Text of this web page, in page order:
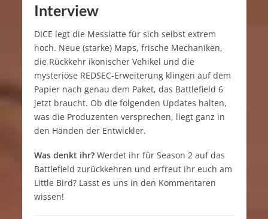
Interview
DICE legt die Messlatte für sich selbst extrem
hoch. Neue (starke) Maps, frische Mechaniken,
die Rückkehr ikonischer Vehikel und die
mysteriöse REDSEC-Erweiterung klingen auf dem
Papier nach genau dem Paket, das Battlefield 6
jetzt braucht. Ob die folgenden Updates halten,
was die Produzenten versprechen, liegt ganz in
den Händen der Entwickler.
Was denkt ihr?Werdet ihr für Season 2 auf das
Battlefield zurückkehren und erfreut ihr euch am
Little Bird? Lasst es uns in den Kommentaren
wissen!